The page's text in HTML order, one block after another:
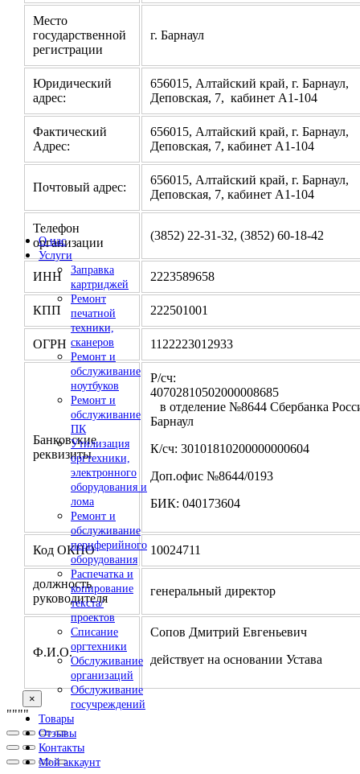
О нас
Услуги
Заправка
картриджей
Ремонт
печатной
техники,
сканеров
Ремонт и
обслуживание
ноутбуков
Ремонт и
обслуживание
ПК
Утилизация
оргтехники,
электронного
оборудования и
лома
Ремонт и
обслуживание
периферийного
оборудования
Распечатка и
копирование
текста/
проектов
Списание
оргтехники
Обслуживание
организаций
Обслуживание
госучреждений
Товары
Отзывы
Контакты
Мой аккаунт
Место
государственной
регистрации
г. Барнаул
Юридический
адрес:
656015, Алтайский край, г. Барнаул,
Деповская, 7, кабинет А1-104
Фактический
Адрес:
656015, Алтайский край, г. Барнаул,
Деповская, 7, кабинет А1-104
Почтовый адрес:
656015, Алтайский край, г. Барнаул,
Деповская, 7, кабинет А1-104
Телефон
организации
(3852) 22-31-32, (3852) 60-18-42
ИНН 2223589658
КПП 222501001
ОГРН 1122223012933
Банковские
реквизиты
Р/сч:
в отделение №8644 Сбербанка
Барнаул
К/сч: 30101810200000000604
Доп.офис №8644/0193
БИК: 040173604
Код ОКПО 10024711
должность
руководителя
генеральный директор
Ф.И.О.
Сопов Дмитрий Евгеньевич
действует на основании Устава
×
""""